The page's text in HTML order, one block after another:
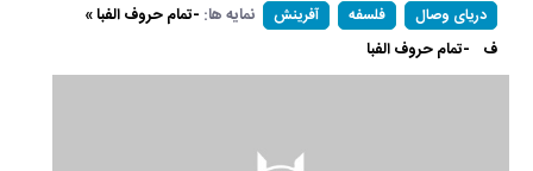
دریای وصال فلسفه آفرینش نمایه ها: -تمام حروف الفبا »
ف -تمام حروف الفبا